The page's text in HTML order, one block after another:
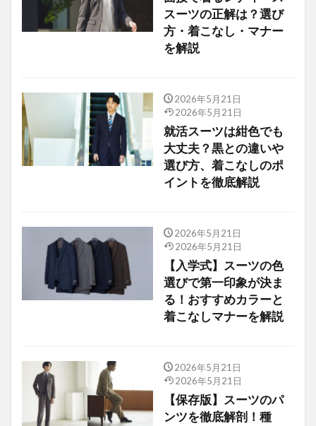
スーツの正解は？選び
方・着こなし・マナー
を解説
2026年5月21日
2026年5月21日
就活スーツは紺色でも
大丈夫？黒との違いや
選び方、着こなしのポ
イントを徹底解説
2026年5月21日
2026年5月21日
【入学式】スーツの色
選びで第一印象が決ま
る！おすすめカラーと
着こなしマナーを解説
2026年5月21日
2026年5月21日
【保存版】スーツのパ
ンツを徹底解剖！種